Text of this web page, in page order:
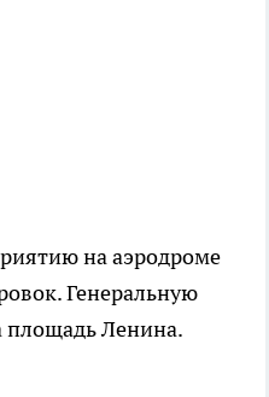
на аэродроме
Генеральную
площадь Ленина.